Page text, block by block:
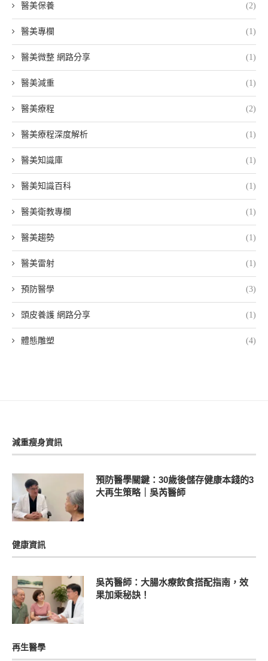
醫美保養 (2)
醫美專欄 (1)
醫美微整 網路分享 (1)
醫美減重 (1)
醫美療程 (2)
醫美療程深度解析 (1)
醫美知識庫 (1)
醫美知識百科 (1)
醫美衛教專欄 (1)
醫美趨勢 (1)
醫美雷射 (1)
預防醫學 (3)
頭皮養護 網路分享 (1)
體態雕塑 (4)
減重瘦身資訊
預防醫學關鍵：30歲後儲存健康本錢的3
大再生策略｜吳芮醫師
健康資訊
吳芮醫師：大腸水療飲食搭配指南，效
果加乘秘訣！
再生醫學